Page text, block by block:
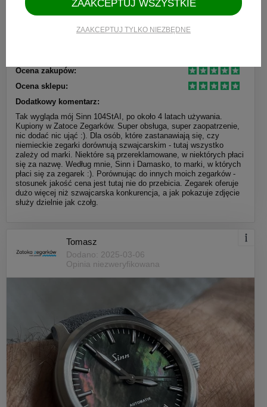
Ocena zakupów:
Ocena sklepu:
Dodatkowy komentarz:
Tak wygląda mój Sinn 104StAI, po około 4 latach używania.
Kupiony w Zatoce Zegarków. Super obsługa, super zaopatrzenie,
nic dodać nic ująć :). Dla osób, które zastanawiają się, czy
niemieckie zegarki dorównują szwajcarskim - tutaj wszystko
zależy od marki. Niektóre są przereklamowane, w niektórych płaci
się za nazwę. Według mnie, Sinn i Damasko, to marki, w których
płaci się za zegarek :). Porównując do innych moich zegarków -
stosunek jakość cena jest tutaj nie do przebicia. Zegarek oferuje
dużo więcej niż szwajcarska konkurencja, a jak pokazuje zdjęcie
służy dzielnie jak czołg.
Tomasz
Dodano: 2025-03-06
Opinia niezweryfikowana
ZAAKCEPTUJ TYLKO NIEZBĘDNE
ZAAKCEPTUJ WSZYSTKIE